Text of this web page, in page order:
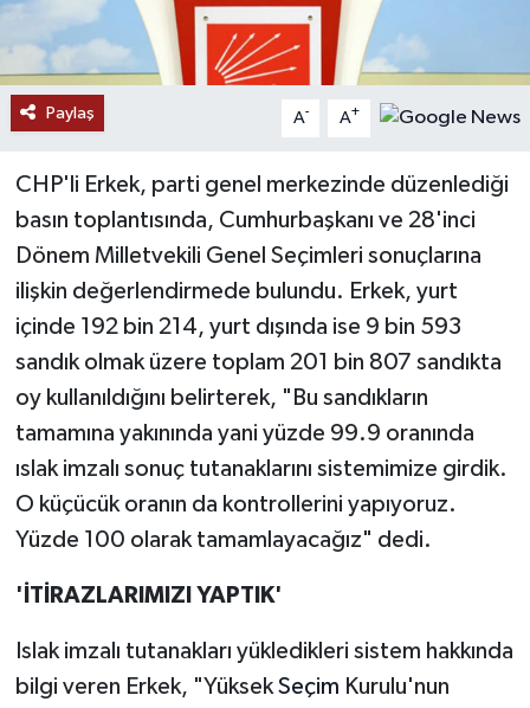
Paylaş A- A+
CHP'li Erkek, parti genel merkezinde düzenlediği
basın toplantısında, Cumhurbaşkanı ve 28'inci
Dönem Milletvekili Genel Seçimleri sonuçlarına
ilişkin değerlendirmede bulundu. Erkek, yurt
içinde 192 bin 214, yurt dışında ise 9 bin 593
sandık olmak üzere toplam 201 bin 807 sandıkta
oy kullanıldığını belirterek, "Bu sandıkların
tamamına yakınında yani yüzde 99.9 oranında
ıslak imzalı sonuç tutanaklarını sistemimize girdik.
O küçücük oranın da kontrollerini yapıyoruz.
Yüzde 100 olarak tamamlayacağız" dedi.
'İTİRAZLARIMIZI YAPTIK'
Islak imzalı tutanakları yükledikleri sistem hakkında
bilgi veren Erkek, "Yüksek Seçim Kurulu'nun